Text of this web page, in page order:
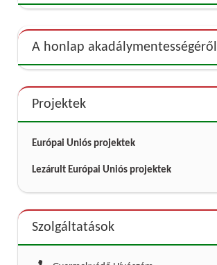
A honlap akadálymentességéről
Projektek
Európai Uniós projektek
Lezárult Európai Uniós projektek
Szolgáltatások